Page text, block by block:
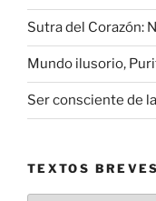
Sutra del Corazón:
Mundo ilusorio,
Ser consciente de
TEXTOS